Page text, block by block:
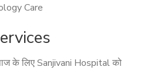
Care
के लिए Sanjivani Hospital को